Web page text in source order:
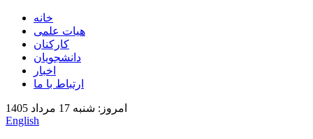
خانه
هیات علمی
کارکنان
دانشجویان
اخبار
ارتباط با ما
امروز: شنبه 17 مرداد 1405
English